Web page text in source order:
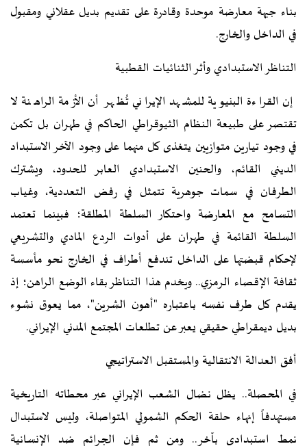
بناء جبهة معارضة موحدة وقادرة على تقديم بديل عقلاني ومقبول
في الداخل والخارج.
التناظر الاستبدادي وأثر الثنائيات القطبية
إن القراءة البنيوية للمشهد الإيراني تُظهر أن الأزمة الراهنة لا
تقتصر على طبيعة النظام الثيوقراطي الحاكم في طهران بل تكمن
في وجود تيارين متوازيين يتغذى كل منهما على وجود الآخر الاستبداد
الديني القائم، والحنين الاستبدادي العابر للحدود، ويشترك
الطرفان في سمات جوهرية تتمثل في رفض التعددية، وغياب
التسامح مع المعارضة واحتكار السلطة المطلقة؛ فبينما تعتمد
السلطة القائمة في طهران على أدوات الردع المادي والتشريعي
لإحكام قبضتها على الداخل تندفع أطراف في الخارج نحو مأسسة
ثقافة الإقصاء الرمزي.. ويخدم هذا التناظر بقاء الوضع الراهن؛ إذ
يقدم كل طرف نفسه باعتباره "أهون الشرين"، مما يعوق نشوء
بديل ديمقراطي حقيقي يعبر عن تطلعات المجتمع المدني الإيراني.
أفق العدالة الانتقالية والمستقبل الاستراتيجي
في المحصلة.. يظل نضال الشعب الإيراني عبر محطاته التاريخية
مستهدفاً إنهاء حلقة الحكم الشمولي المتواصلة، وليس لاستبدال
نمط استبدادي بآخر.. ومن ثم فإن الجرائم ضد الإنسانية